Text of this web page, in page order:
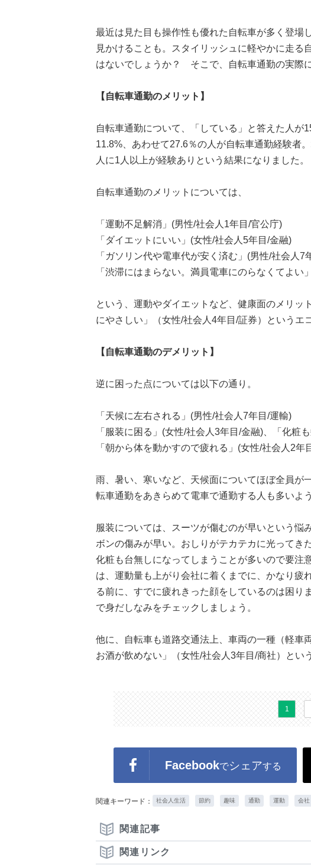
最近は見た目も操作性も優れた自転車が多く登場
見かけることも。スタイリッシュに軽やかに走
はないでしょうか？ そこで、自転車通勤の実際
【自転車通勤のメリット】
自転車通勤について、「している」と答えた人が
11.8%、あわせて27.6％の人が自転車通勤経験者
人に1人以上が経験ありという結果になりました。
自転車通勤のメリットについては、
「運動不足解消」(男性/社会人1年目/官公庁)
「ダイエットにいい」(女性/社会人5年目/金融)
「ガソリン代や電車代が安く済む」(男性/社会人7
「渋滞にはまらない。満員電車にのらなくてよい
という、運動やダイエットなど、健康面のメリッ
にやさしい」（女性/社会人4年目/証券）というエ
【自転車通勤のデメリット】
逆に困った点については以下の通り。
「天候に左右される」(男性/社会人7年目/運輸)
「服装に困る」(女性/社会人3年目/金融)、「化粧
「朝から体を動かすので疲れる」(女性/社会人2年
雨、暑い、寒いなど、天候面についてほぼ全員が
転車通勤をあきらめて電車で通勤する人も多いよ
服装については、スーツが傷むのが早いという悩
ボンの傷みが早い。おしりがテカテカに光ってき
化粧も台無しになってしまうことが多いので要注
は、運動量も上がり会社に着くまでに、かなり疲
る前に、すでに疲れきった顔をしているのは困り
で身だしなみをチェックしましょう。
他に、自転車も道路交通法上、車両の一種（軽車
お酒が飲めない」（女性/社会人3年目/商社）とい
1
Facebookでシェアする
関連キーワード： 社会人生活 節約 趣味 通勤 運動 会社
関連記事
関連リンク